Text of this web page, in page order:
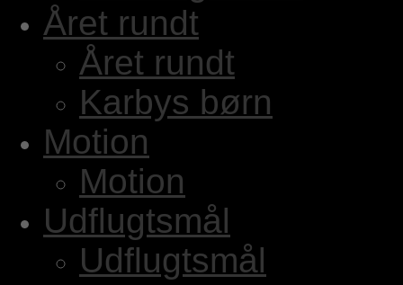
Året rundt
Året rundt
Karbys børn
Motion
Motion
Udflugtsmål
Udflugtsmål